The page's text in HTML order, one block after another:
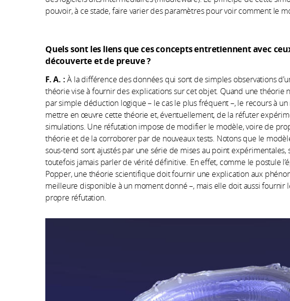
pouvoir, à ce stade, faire varier des paramètres pour voir comment le
Quels sont les liens que ces concepts entretiennent avec
découverte et de preuve ?
F. A. :À la différence des données qui sont de simples observations
théorie vise à fournir des explications sur cet objet. Quand une théorie
par simple déduction logique – le cas le plus fréquent –, le recours à
mettre en œuvre cette théorie et, éventuellement, de la réfuter
simulations. Une réfutation impose de modifier le modèle, voire de
théorie et de la corroborer par de nouveaux tests. Notons que le
sous-tend sont ajustés par une série de mises au point expérimentales,
toutefois jamais parler de vérité définitive. En effet, comme le postule
Popper, une théorie scientifique doit fournir une explication aux
meilleure disponible à un moment donné –, mais elle doit aussi fournir
propre réfutation.